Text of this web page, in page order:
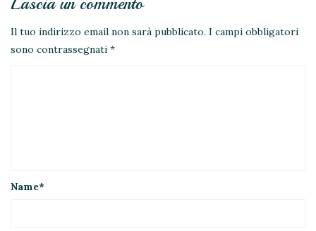
Il tuo indirizzo email non sarà pubblicato. I campi obbligatori
sono contrassegnati *
Name*